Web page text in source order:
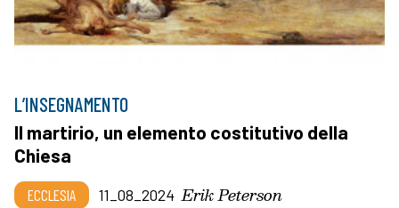
L’INSEGNAMENTO
Il martirio, un elemento costitutivo della
Chiesa
ECCLESIA 11_08_2024 Erik Peterson